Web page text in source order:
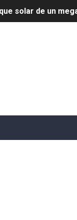
en disputa con
7 de agosto de
de Cuba deja